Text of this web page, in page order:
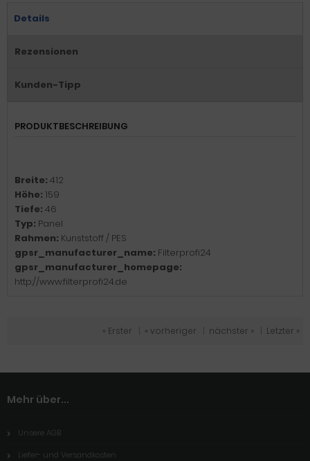
Details
Rezensionen
Kunden-Tipp
PRODUKTBESCHREIBUNG
Breite: 412
Höhe: 159
Tiefe: 46
Typ: Panel
Rahmen: Kunststoff / PES
gpsr_manufacturer_name: Filterprofi24
gpsr_manufacturer_homepage:
http://www.filterprofi24.de
« Erster « vorheriger nächster » Letzter »
Mehr über...
Unsere AGB
Liefer- und Versandkosten